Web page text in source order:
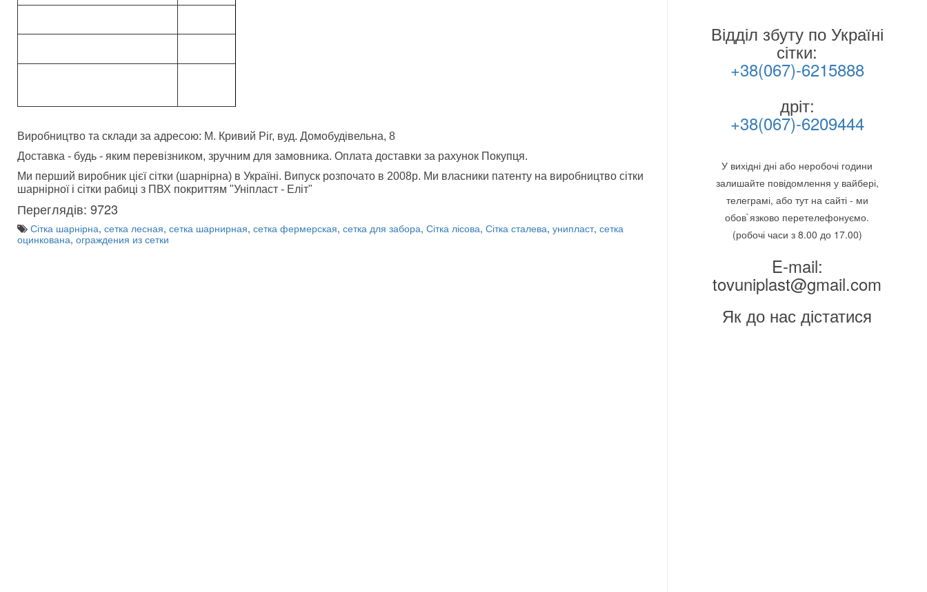
Виробництво та склади за адресою: М. Кривий Ріг, вуд. Домобудівельна, 8
Доставка - будь - яким перевізником, зручним для замовника. Оплата доставки за рахунок Покупця.
Ми перший виробник цієї сітки (шарнірна) в Україні. Випуск розпочато в 2008р. Ми власники патенту на виробництво сітки
шарнірної і сітки рабиці з ПВХ покриттям "Уніпласт - Еліт"
Переглядів: 9723
Сітка шарнірна, сетка лесная, сетка шарнирная, сетка фермерская, сетка для забора, Сітка лісова, Сітка сталева, унипласт, сетка
оцинкована, ограждения из сетки
Відділ збуту по Україні
сітки:
+38(067)-6215888
дріт:
+38(067)-6209444
У вихідні дні або неробочі години
залишайте повідомлення у вайбері,
телеграмі, або тут на сайті - ми
обов`язково перетелефонуємо.
(робочі часи з 8.00 до 17.00)
E-mail:
tovuniplast@gmail.com
Як до нас дістатися